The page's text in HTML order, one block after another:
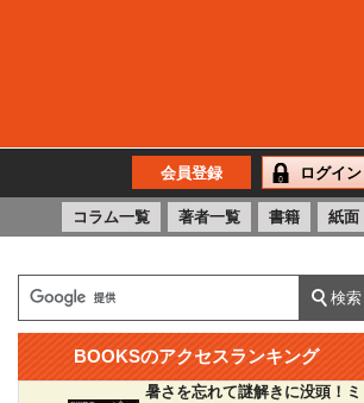
会員登録 ログイン
コラム一覧 著者一覧 書籍 紙面
BOOKSのアクセスランキング
暑さを忘れて謎解きに没頭！ミ